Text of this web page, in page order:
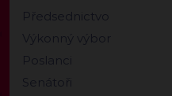
Předsednictvo
Výkonný výbor
Poslanci
Senátoři